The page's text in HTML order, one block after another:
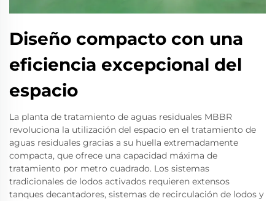
Diseño compacto con una
eficiencia excepcional del
espacio
La planta de tratamiento de aguas residuales MBBR
revoluciona la utilización del espacio en el tratamiento de
aguas residuales gracias a su huella extremadamente
compacta, que ofrece una capacidad máxima de
tratamiento por metro cuadrado. Los sistemas
tradicionales de lodos activados requieren extensos
tanques decantadores, sistemas de recirculación de lodos y